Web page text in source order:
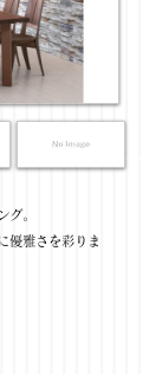
グ。
優雅さを彩りま